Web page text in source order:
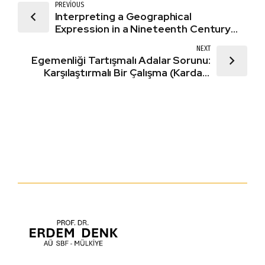
PREVIOUS
Interpreting a Geographical
Expression in a Nineteenth Century
Senkaku/Diaoyu Islands Dispute
NEXT
Egemenliği Tartışmalı Adalar Sorunu:
Karşılaştırmalı Bir Çalışma (Kardak,